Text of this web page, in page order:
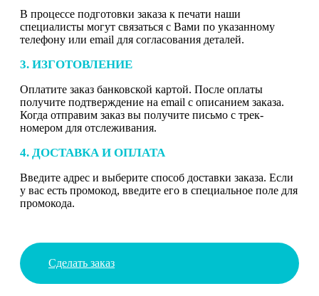
В процессе подготовки заказа к печати наши
специалисты могут связаться с Вами по указанному
телефону или email для согласования деталей.
3. ИЗГОТОВЛЕНИЕ
Оплатите заказ банковской картой. После оплаты
получите подтверждение на email с описанием заказа.
Когда отправим заказ вы получите письмо с трек-
номером для отслеживания.
4. ДОСТАВКА И ОПЛАТА
Введите адрес и выберите способ доставки заказа. Если
у вас есть промокод, введите его в специальное поле для
промокода.
Сделать заказ